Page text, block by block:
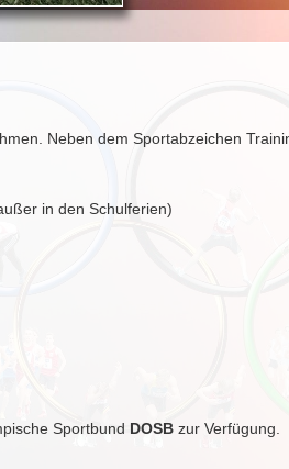
Neben dem Sportabzeichen
in den Schulferien)
Sportbund DOSB zur Verfügung.